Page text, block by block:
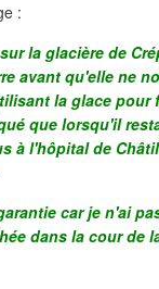
:
la glacière de
avant qu'elle ne
la glace pour
que lorsqu'il
à l'hôpital de
car je n'ai
dans la cour de